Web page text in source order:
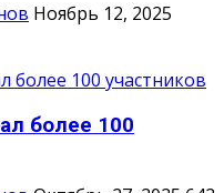
Ноябрь 12, 2025
более 100